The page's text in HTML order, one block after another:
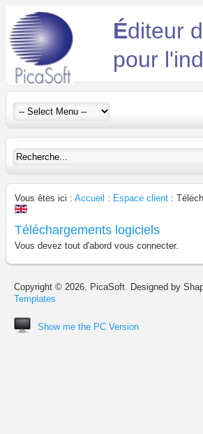
Éditeur
pour
Vous êtes ici : Accueil : Espace client :
Téléchargements logiciels
Vous devez tout d'abord vous connecter.
Copyright © 2026. PicaSoft. Designed by
Templates
Show me the PC Version